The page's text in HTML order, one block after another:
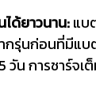
ได้ยาวนาน:แบ
กรุ่นก่อนที่มีแบ
วัน การชาร์จเ